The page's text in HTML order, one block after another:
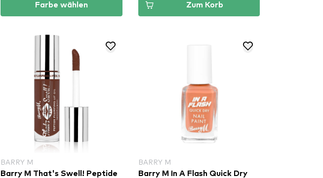
Farbe wählen Zum Korb
BARRY M
Barry M That's Swell! Peptide
BARRY M
Barry M In A Flash Quick Dry